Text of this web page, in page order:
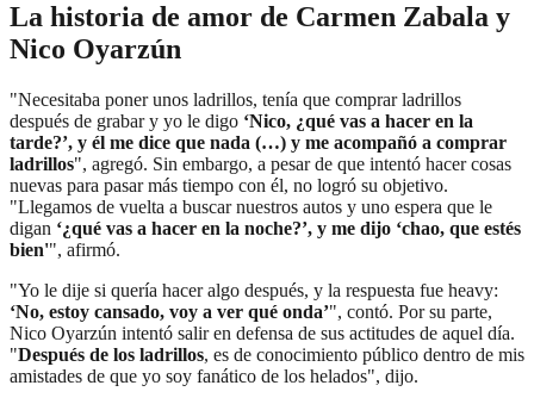
La historia de amor de Carmen Zabala y
Nico Oyarzún
"Necesitaba poner unos ladrillos, tenía que comprar ladrillos
después de grabar y yo le digo ‘Nico, ¿qué vas a hacer en la
tarde?’, y él me dice que nada (…) y me acompañó a comprar
ladrillos", agregó. Sin embargo, a pesar de que intentó hacer cosas
nuevas para pasar más tiempo con él, no logró su objetivo.
"Llegamos de vuelta a buscar nuestros autos y uno espera que le
digan ‘¿qué vas a hacer en la noche?’, y me dijo ‘chao, que estés
bien'", afirmó.
"Yo le dije si quería hacer algo después, y la respuesta fue heavy:
‘No, estoy cansado, voy a ver qué onda’", contó. Por su parte,
Nico Oyarzún intentó salir en defensa de sus actitudes de aquel día.
"Después de los ladrillos, es de conocimiento público dentro de mis
amistades de que yo soy fanático de los helados", dijo.